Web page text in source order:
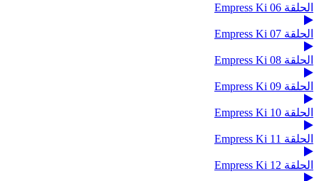
الحلقة 06 Empress Ki
الحلقة 07 Empress Ki
الحلقة 08 Empress Ki
الحلقة 09 Empress Ki
الحلقة 10 Empress Ki
الحلقة 11 Empress Ki
الحلقة 12 Empress Ki